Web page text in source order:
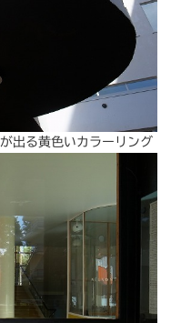
出る黄色いカラーリング